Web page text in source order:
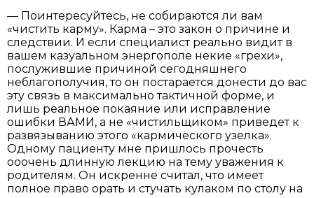
— Поинтересуйтесь, не собираются ли вам
«чистить карму». Карма – это закон о причине и
следствии. И если специалист реально видит в
вашем казуальном энергополе некие «грехи»,
послужившие причиной сегодняшнего
неблагополучия, то он постарается донести до вас
эту связь в максимально тактичной форме, и
лишь реальное покаяние или исправление
ошибки ВАМИ, а не «чистильщиком» приведет к
развязыванию этого «кармического узелка».
Одному пациенту мне пришлось прочесть
ооочень длинную лекцию на тему уважения к
родителям. Он искренне считал, что имеет
полное право орать и стучать кулаком по столу на